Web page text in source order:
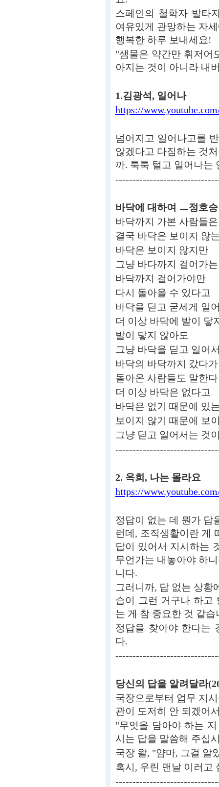
스페인의 철학자 발타
여유있게 관망하는 자
행복한 하루 보내세요!
"샘물은 약간만 휘저어
아지는 것이 아니라 내
1.김광석, 일어나
https://
넘어지고 일어나고를
않겠다고 다짐하는 것
까. 툭툭 털고 일어나는
바닥에 대하여 ㅡ정호
바닥까지 가본 사람들
결국 바닥은 보이지 않
바닥은 보이지 않지만
그냥 바다까지 걸어가
바닥까지 걸어가야만
다시 돌아올 수 있다고
바닥을 딛고 굳세게 일
더 이상 바닥에 발이 닿
발이 닿지 않아도
그냥 바닥을 딛고 일어
바닥의 바닥까지 갔다가
돌아온 사람들도 말한다
더 이상 바닥은 없다고
바닥은 없기 때문에 있
보이지 않기 때문에 보
그냥 딛고 일어서는 것
2. 옥희, 나는 몰라요
https://
정답이 없는 데 뭔가 답
런데, 조직생활이란 게
답이 있어서 지시하는
무언가는 내놓아야 하
니다.
그러니까, 답 없는 상황
습이 그런 거구나 하고
는 게 참 중요한 것 같습
정답을 찾아야 한다는
다.
당신의 답을 알려달라
국장으로부터 업무 지
관이 도저히 안 되겠어
"무엇을 담아야 하는
시는 답을 말씀해 주십
국장 왈, "얌마, 그걸 알
혹시, 우린 맨날 이러고